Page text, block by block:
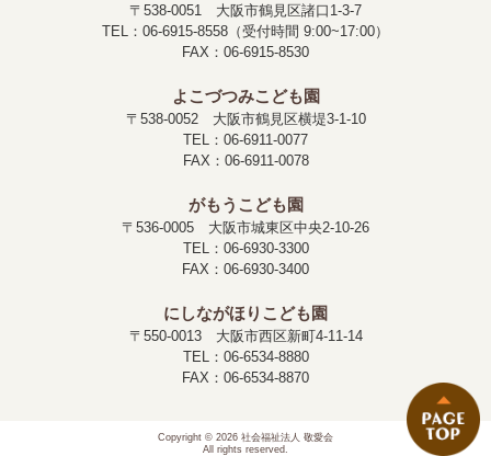
〒538-0051 大阪市鶴見区諸口1-3-7
TEL：06-6915-8558（受付時間 9:00~17:00）
FAX：06-6915-8530
よこづつみこども園
〒538-0052 大阪市鶴見区横堤3-1-10
TEL：06-6911-0077
FAX：06-6911-0078
がもうこども園
〒536-0005 大阪市城東区中央2-10-26
TEL：06-6930-3300
FAX：06-6930-3400
にしながほりこども園
〒550-0013 大阪市西区新町4-11-14
TEL：06-6534-8880
FAX：06-6534-8870
Copyright © 2026 社会福祉法人 敬愛会
All rights reserved.